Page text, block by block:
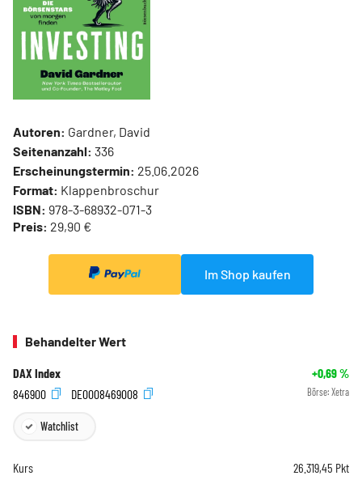
Autoren: Gardner, David
Seitenanzahl: 336
Erscheinungstermin: 25.06.2026
Format: Klappenbroschur
ISBN: 978-3-68932-071-3
Preis: 29,90 €
Im Shop kaufen
Behandelter Wert
DAX Index +0,69%
846900
DE0008469008 Börse: Xetra
Watchlist
Kurs 26.319,45 Pkt